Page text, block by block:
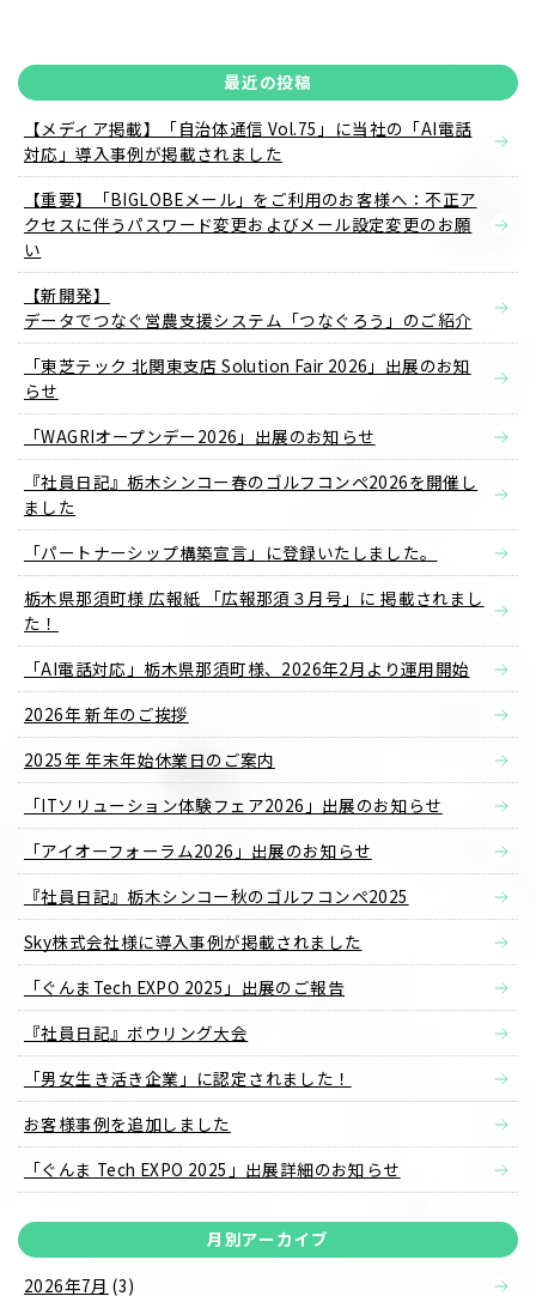
最近の投稿
【メディア掲載】「自治体通信 Vol.75」に当社の「AI電話
対応」導入事例が掲載されました
【重要】「BIGLOBEメール」をご利用のお客様へ：不正ア
クセスに伴うパスワード変更およびメール設定変更のお願
い
【新開発】
データでつなぐ営農支援システム「つなぐろう」のご紹介
「東芝テック 北関東支店 Solution Fair 2026」出展のお知
らせ
「WAGRIオープンデー2026」出展のお知らせ
『社員日記』栃木シンコー春のゴルフコンペ2026を開催し
ました
「パートナーシップ構築宣言」に登録いたしました。
栃木県那須町様 広報紙 「広報那須３月号」に 掲載されまし
た！
「AI電話対応」栃木県那須町様、2026年2月より運用開始
2026年 新年のご挨拶
2025年 年末年始休業日のご案内
「ITソリューション体験フェア2026」出展のお知らせ
「アイオーフォーラム2026」出展のお知らせ
『社員日記』栃木シンコー秋のゴルフコンペ2025
Sky株式会社様に導入事例が掲載されました
「ぐんまTech EXPO 2025」出展のご報告
『社員日記』ボウリング大会
「男女生き活き企業」に認定されました！
お客様事例を追加しました
「ぐんま Tech EXPO 2025」出展詳細のお知らせ
月別アーカイブ
2026年7月 (3)